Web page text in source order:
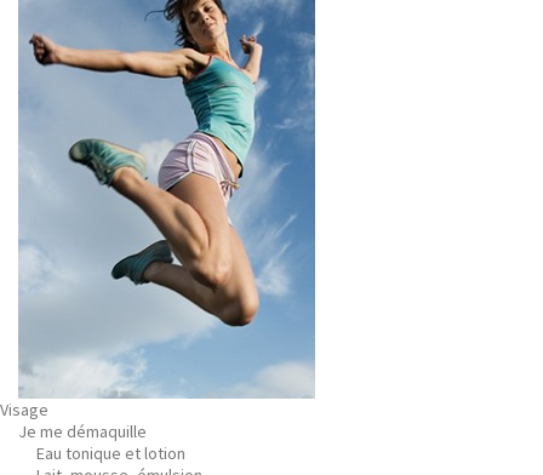
Visage
Je me démaquille
Eau tonique et lotion